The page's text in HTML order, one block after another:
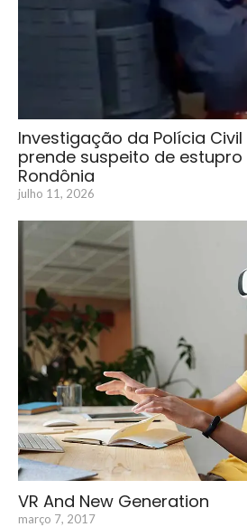
Investigação da Polícia Civil
prende suspeito de
Rondônia
julho 11, 2026
VR And New Generation
março 7, 2017